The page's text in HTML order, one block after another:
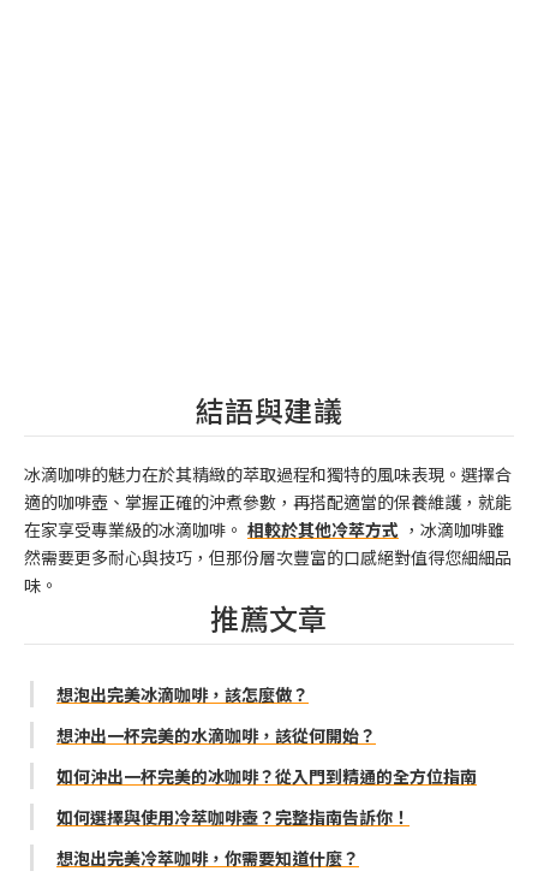
結語與建議
冰滴咖啡的魅力在於其精緻的萃取過程和獨特的風味表現。選擇合
適的咖啡壺、掌握正確的沖煮參數，再搭配適當的保養維護，就能
在家享受專業級的冰滴咖啡。 相較於其他冷萃方式 ，冰滴咖啡雖
然需要更多耐心與技巧，但那份層次豐富的口感絕對值得您細細品
味。
推薦文章
想泡出完美冰滴咖啡，該怎麼做？
想沖出一杯完美的水滴咖啡，該從何開始？
如何沖出一杯完美的冰咖啡？從入門到精通的全方位指南
如何選擇與使用冷萃咖啡壺？完整指南告訴你！
想泡出完美冷萃咖啡，你需要知道什麼？